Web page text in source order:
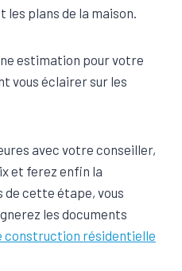
plans de la maison.
estimation pour votre
vous éclairer sur les
avec votre conseiller,
et ferez enfin la
cette étape, vous
les documents
construction résidentielle